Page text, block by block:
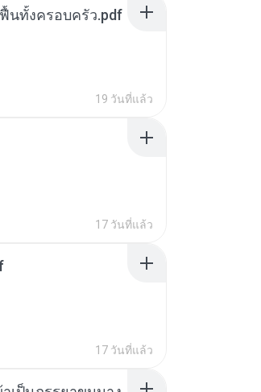
นทั้งครอบครัว.pdf
19 วันที่แล้ว
17 วันที่แล้ว
17 วันที่แล้ว